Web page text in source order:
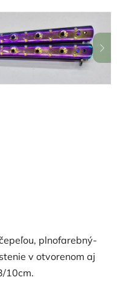
plnofarebný-
v otvorenom aj
10cm.